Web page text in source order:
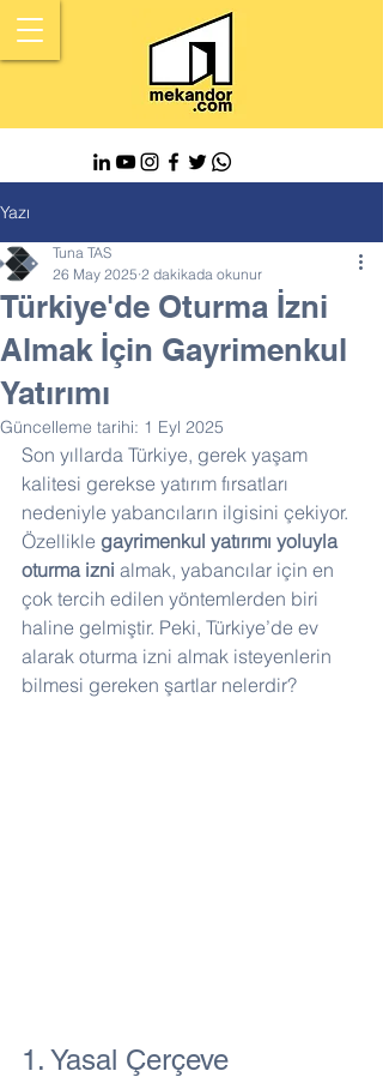
Yazı
Türkiye'de Oturma İzni
Almak İçin Gayrimenkul
Yatırımı
Tuna TAS
26 May 2025 2 dakikada okunur
Güncelleme tarihi: 1 Eyl 2025
Son yıllarda Türkiye, gerek yaşam
kalitesi gerekse yatırım fırsatları
nedeniyle yabancıların ilgisini çekiyor.
Özellikle gayrimenkul yatırımı yoluyla
oturma izni almak, yabancılar için en
çok tercih edilen yöntemlerden biri
haline gelmiştir. Peki, Türkiye’de ev
alarak oturma izni almak isteyenlerin
bilmesi gereken şartlar nelerdir?
1. Yasal Çerçeve